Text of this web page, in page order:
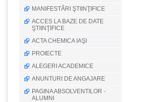
MANIFESTĂRI ŞTIINŢIFICE
ACCES LA BAZE DE DATE
ŞTIINŢIFICE
ACTA CHEMICA IAŞI
PROIECTE
ALEGERI ACADEMICE
ANUNTURI DE ANGAJARE
PAGINA ABSOLVENTILOR -
ALUMNI